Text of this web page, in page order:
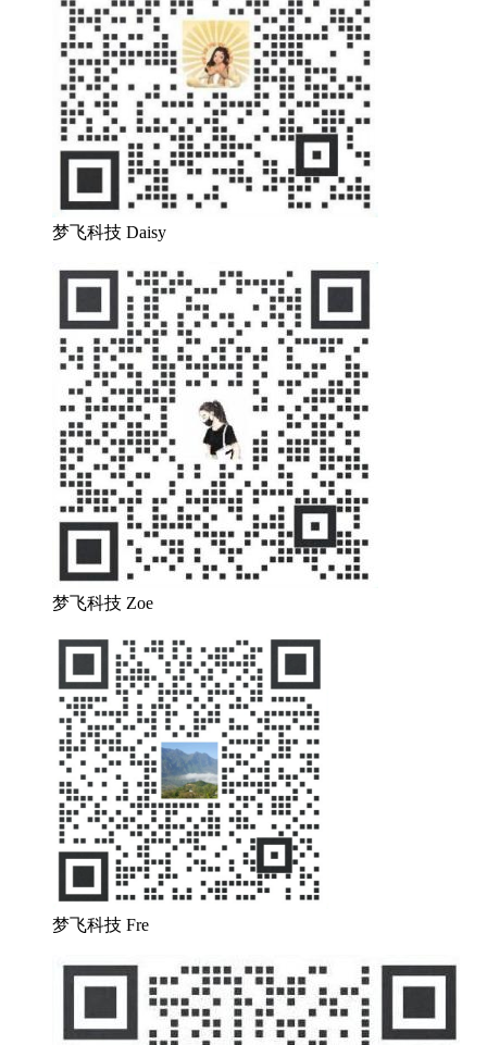
梦飞科技 Daisy
梦飞科技 Zoe
梦飞科技 Fre